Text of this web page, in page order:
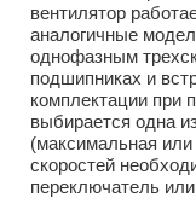
вентилятор
аналогичные
однофазным
подшипниках и
комплектации при
выбирается одна
(максимальная
скоростей
переключатель